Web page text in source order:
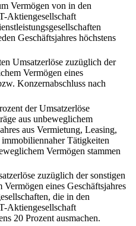
Vermögen von in den
Aktiengesellschaft
Geschäftsjahres höchstens
Umsatzerlöse zuzüglich der
Vermögen eines
Konzernabschluss nach
der Umsatzerlöse
aus unbeweglichem
aus Vermietung, Leasing,
Tätigkeiten
Vermögen stammen
zuzüglich der sonstigen
eines Geschäftsjahres
die in den
Aktiengesellschaft
20 Prozent ausmachen.